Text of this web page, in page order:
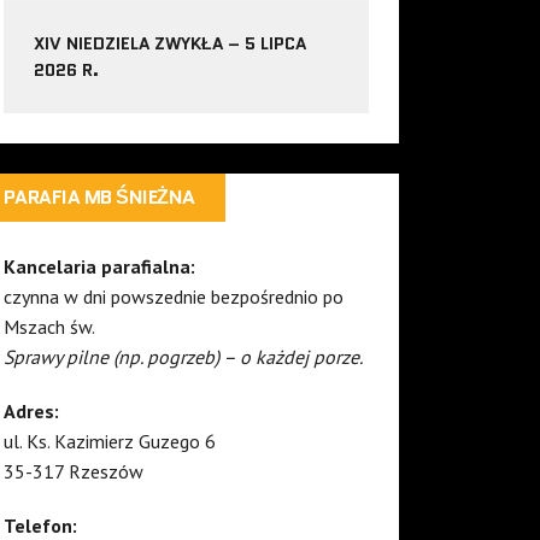
XIV NIEDZIELA ZWYKŁA – 5 LIPCA
2026 R.
PARAFIA MB ŚNIEŻNA
Kancelaria parafialna:
czynna w dni powszednie bezpośrednio po
Mszach św.
Sprawy pilne (np. pogrzeb) – o każdej porze.
Adres:
ul. Ks. Kazimierz Guzego 6
35-317 Rzeszów
Telefon: